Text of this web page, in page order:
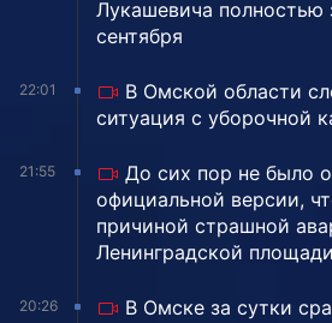
Лукашевича полностью
сентября
22:01
В Омской области
ситуация с уборочной
21:55
До сих пор не было
официальной версии,
причиной страшной
Ленинградской
20:26
В Омске за сутки